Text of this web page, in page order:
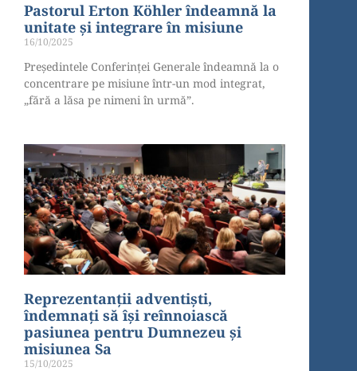
Pastorul Erton Köhler îndeamnă la
unitate și integrare în misiune
16/10/2025
Președintele Conferinței Generale îndeamnă la o
concentrare pe misiune într-un mod integrat,
„fără a lăsa pe nimeni în urmă”.
Reprezentanții adventiști,
îndemnați să își reînnoiască
pasiunea pentru Dumnezeu și
misiunea Sa
15/10/2025